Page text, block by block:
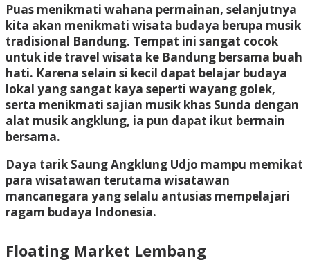
Puas menikmati wahana permainan, selanjutnya
kita akan menikmati wisata budaya berupa musik
tradisional Bandung. Tempat ini sangat cocok
untuk ide travel wisata ke Bandung bersama buah
hati. Karena selain si kecil dapat belajar budaya
lokal yang sangat kaya seperti wayang golek,
serta menikmati sajian musik khas Sunda dengan
alat musik angklung, ia pun dapat ikut bermain
bersama.
Daya tarik Saung Angklung Udjo mampu memikat
para wisatawan terutama wisatawan
mancanegara yang selalu antusias mempelajari
ragam budaya Indonesia.
Floating Market Lembang